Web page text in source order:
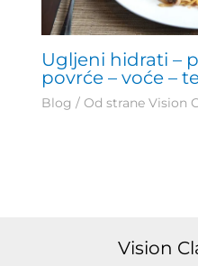
Ugljeni hidrati –
povrće – voće –
Blog / Od strane Vision
Vision